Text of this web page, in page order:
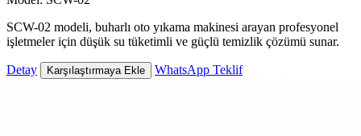
SCW-02 modeli, buharlı oto yıkama makinesi arayan profesyonel
işletmeler için düşük su tüketimli ve güçlü temizlik çözümü sunar.
Detay Karşılaştırmaya Ekle WhatsApp Teklif